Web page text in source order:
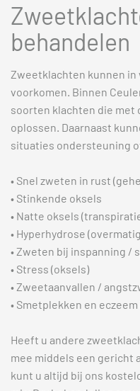
behandelen
Zweetklachten kunnen
voorkomen. Binnen
soorten klachten die met
oplossen. Daarnaast
situaties ondersteuning
• Snel zweten in rust
• Stinkende oksels
• Natte oksels
• Hyperhydrose
• Zweten bij inspanning /
• Stress (oksels)
• Zweetaanvallen /
• Smetplekken en
Heeft u andere
mee middels een gericht
kunt u altijd bij ons